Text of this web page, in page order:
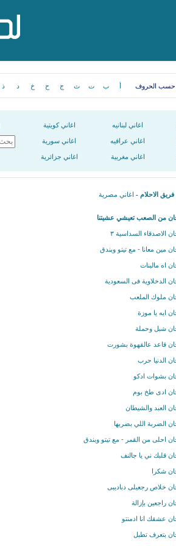
حسب الحروف أ ب ت ث ج ح خ د ذ
اغاني لبنانيه اغاني كويتية
اغاني عراقيه اغاني سورية
اغاني مغربية اغاني جزائرية
فريق الاحلام - اغاني مصرية
من الصعب تعيشي عشيتنا
الاصدقاء السداسية ٣
مين معانا - مع تيتو وبندق
اه مالبنات
الدخلاوية فى السعودية
ملوك الملعب
ايه يا موزة
شبل وحملة
قاعد عالقهوة بشورت
الدنيا حرب
بشوات ادكو
ادى طخ بوم
العبد والشيطان
الضربة اللي بضربها
احلى من القمر - مع تيتو وبندق
قلبك ني يا جالنف
شكرا
خلاص رجعيلى دباديبى
راجعين بإزالة
عشقك انا ادمنتو
بتعرف تطبل